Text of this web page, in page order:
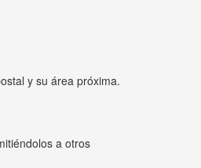
y su área próxima.
a otros